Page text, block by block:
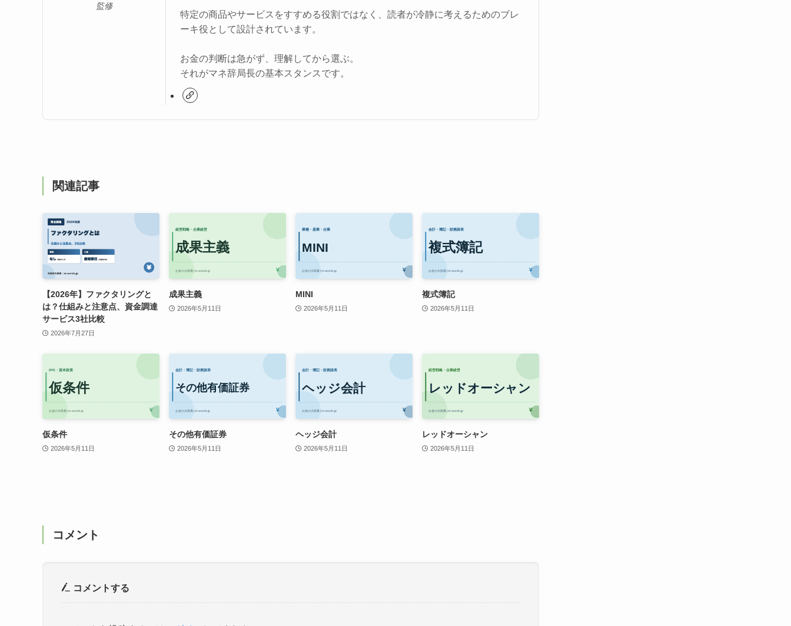
監修
特定の商品やサービスをすすめる役割ではなく、読者が冷静に考えるためのブレ
ーキ役として設計されています。
お金の判断は急がず、理解してから選ぶ。
それがマネ辞局長の基本スタンスです。
関連記事
【2026年】ファクタリングと
は？仕組みと注意点、資金調達
サービス3社比較
2026年7月27日
成果主義
2026年5月11日
MINI
2026年5月11日
複式簿記
2026年5月11日
仮条件
2026年5月11日
その他有価証券
2026年5月11日
ヘッジ会計
2026年5月11日
レッドオーシャン
2026年5月11日
コメント
コメントする